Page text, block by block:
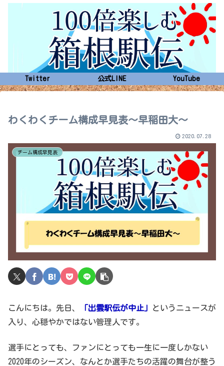
Twitter 公式LINE YouTube
わくわくチーム構成早見表～早稲田大～
2020.07.28
チーム構成早見表
こんにちは。先日、 「出雲駅伝が中止」
というニュースが
入り、心穏やかではない管理人です。
選手にとっても、ファンにとっても一生に一度しかない
2020年のシーズン、なんとか選手たちの活躍の舞台が整う